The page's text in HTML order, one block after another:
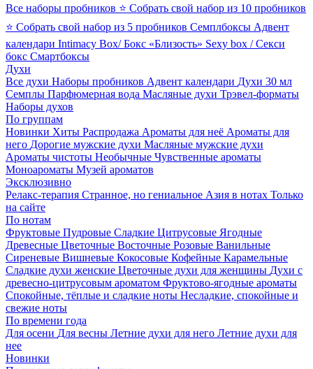
Все наборы пробников ⭐ Собрать свой набор из 10 пробников
⭐ Собрать свой набор из 5 пробников Семплбоксы Адвент
календари Intimacy Box/ Бокс «Близость» Sexy box / Секси
бокс Смартбоксы
Духи
Все духи Наборы пробников Адвент календари Духи 30 мл
Семплы Парфюмерная вода Масляные духи Трэвел-форматы
Наборы духов
По группам
Новинки Хиты Распродажа Ароматы для неё Ароматы для
него Дорогие мужские духи Масляные мужские духи
Ароматы чистоты Необычные Чувственные ароматы
Моноароматы Музей ароматов
Эксклюзивно
Релакс-терапия Странное, но гениальное Азия в нотах Только
на сайте
По нотам
Фруктовые Пудровые Сладкие Цитрусовые Ягодные
Древесные Цветочные Восточные Розовые Ванильные
Сиреневые Вишневые Кокосовые Кофейные Карамельные
Сладкие духи женские Цветочные духи для женщины Духи с
древесно-цитрусовым ароматом Фруктово-ягодные ароматы
Спокойные, тёплые и сладкие ноты Несладкие, спокойные и
свежие ноты
По времени года
Для осени Для весны Летние духи для него Летние духи для
нее
Новинки